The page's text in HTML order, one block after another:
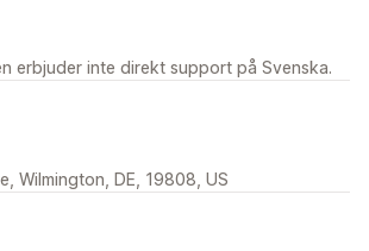
erbjuder inte direkt support på Svenska.
Wilmington, DE, 19808, US